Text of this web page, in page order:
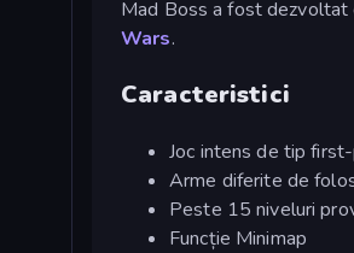
Mad Boss a fost dezvoltat
Wars.
Caracteristici
Joc intens de tip
Arme diferite de
Peste 15 niveluri
Funcție Minimap